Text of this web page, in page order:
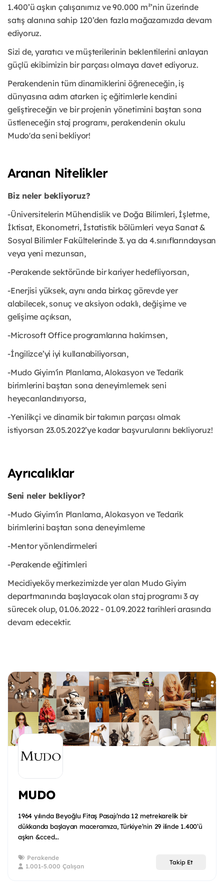
1.400’ü aşkın çalışanımız ve 90.000 m²’nin üzerinde
satış alanına sahip 120’den fazla mağazamızda devam
ediyoruz.
Sizi de, yaratıcı ve müşterilerinin beklentilerini anlayan
güçlü ekibimizin bir parçası olmaya davet ediyoruz.
Perakendenin tüm dinamiklerini öğreneceğin, iş
dünyasına adım atarken iç eğitimlerle kendini
geliştireceğin ve bir projenin yönetimini baştan sona
üstleneceğin staj programı, perakendenin okulu
Mudo'da seni bekliyor!
Aranan Nitelikler
Biz neler bekliyoruz?
-Üniversitelerin Mühendislik ve Doğa Bilimleri, İşletme,
İktisat, Ekonometri, İstatistik bölümleri veya Sanat &
Sosyal Bilimler Fakültelerinde 3. ya da 4.sınıflarındaysan
veya yeni mezunsan,
-Perakende sektöründe bir kariyer hedefliyorsan,
-Enerjisi yüksek, aynı anda birkaç görevde yer
alabilecek, sonuç ve aksiyon odaklı, değişime ve
gelişime açıksan,
-Microsoft Office programlarına hakimsen,
-İngilizce’yi iyi kullanabiliyorsan,
-Mudo Giyim'in Planlama, Alokasyon ve Tedarik
birimlerini baştan sona deneyimlemek seni
heyecanlandırıyorsa,
-Yenilikçi ve dinamik bir takımın parçası olmak
istiyorsan 23.05.2022’ye kadar başvurularını bekliyoruz!
Ayrıcalıklar
Seni neler bekliyor?
-Mudo Giyim'in Planlama, Alokasyon ve Tedarik
birimlerini baştan sona deneyimleme
-Mentor yönlendirmeleri
-Perakende eğitimleri
Mecidiyeköy merkezimizde yer alan Mudo Giyim
departmanında başlayacak olan staj programı 3 ay
sürecek olup, 01.06.2022 - 01.09.2022 tarihleri arasında
devam edecektir.
MUDO
1964 yılında Beyoğlu Fitaş Pasajı’nda 12 metrekarelik bir
dükkanda başlayan maceramıza, Türkiye’nin 29 ilinde 1.400’ü
aşkın &cced...
Perakende
1.001-5.000 Çalışan
Takip Et